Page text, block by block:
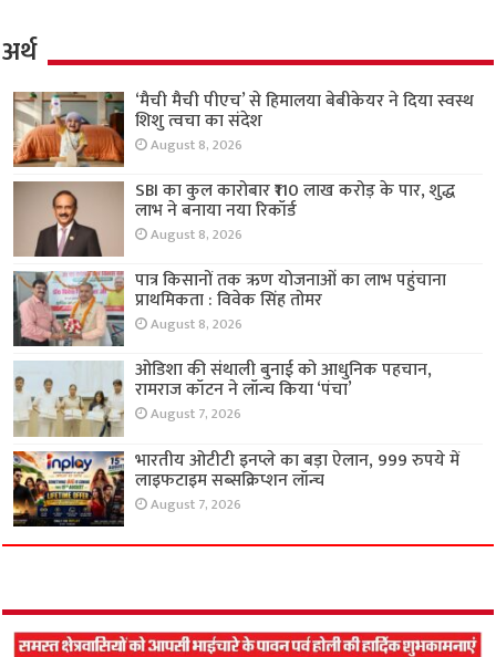
अर्थ
‘मैची मैची पीएच’ से हिमालया बेबीकेयर ने दिया स्वस्थ
शिशु त्वचा का संदेश
August 8, 2026
SBI का कुल कारोबार ₹110 लाख करोड़ के पार, शुद्ध
लाभ ने बनाया नया रिकॉर्ड
August 8, 2026
पात्र किसानों तक ऋण योजनाओं का लाभ पहुंचाना
प्राथमिकता : विवेक सिंह तोमर
August 8, 2026
ओडिशा की संथाली बुनाई को आधुनिक पहचान,
रामराज कॉटन ने लॉन्च किया ‘पंचा’
August 7, 2026
भारतीय ओटीटी इनप्ले का बड़ा ऐलान, 999 रुपये में
लाइफटाइम सब्सक्रिप्शन लॉन्च
August 7, 2026